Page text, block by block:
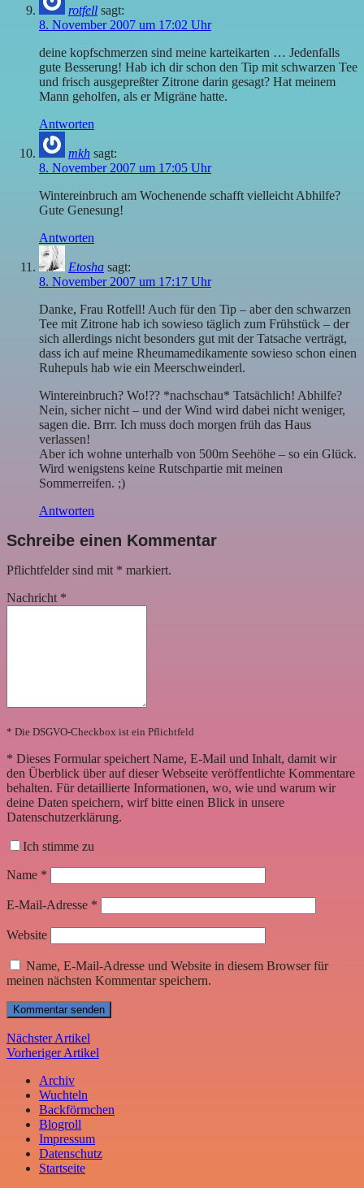
rotfell sagt:
8. November 2007 um 17:02 Uhr
deine kopfschmerzen sind meine karteikarten … Jedenfalls
gute Besserung! Hab ich dir schon den Tip mit schwarzen Tee
und frisch ausgepreßter Zitrone darin gesagt? Hat meinem
Mann geholfen, als er Migräne hatte.
Antworten
mkh sagt:
8. November 2007 um 17:05 Uhr
Wintereinbruch am Wochenende schafft vielleicht Abhilfe?
Gute Genesung!
Antworten
Etosha sagt:
8. November 2007 um 17:17 Uhr
Danke, Frau Rotfell! Auch für den Tip – aber den schwarzen
Tee mit Zitrone hab ich sowieso täglich zum Frühstück – der
sich allerdings nicht besonders gut mit der Tatsache verträgt,
dass ich auf meine Rheumamedikamente sowieso schon einen
Ruhepuls hab wie ein Meerschweinderl.
Wintereinbruch? Wo!?? *nachschau* Tatsächlich! Abhilfe?
Nein, sicher nicht – und der Wind wird dabei nicht weniger,
sagen die. Brrr. Ich muss doch morgen früh das Haus
verlassen!
Aber ich wohne unterhalb von 500m Seehöhe – so ein Glück.
Wird wenigstens keine Rutschpartie mit meinen
Sommerreifen. ;)
Antworten
Schreibe einen Kommentar
Pflichtfelder sind mit * markiert.
Nachricht *
* Die DSGVO-Checkbox ist ein Pflichtfeld
* Dieses Formular speichert Name, E-Mail und Inhalt, damit wir
den Überblick über auf dieser Webseite veröffentlichte Kommentare
behalten. Für detaillierte Informationen, wo, wie und warum wir
deine Daten speichern, wirf bitte einen Blick in unsere
Datenschutzerklärung.
Ich stimme zu
Name *
E-Mail-Adresse *
Website
Name, E-Mail-Adresse und Website in diesem Browser für
meinen nächsten Kommentar speichern.
Nächster Artikel
Vorheriger Artikel
Archiv
Wuchteln
Backförmchen
Blogroll
Impressum
Datenschutz
Startseite